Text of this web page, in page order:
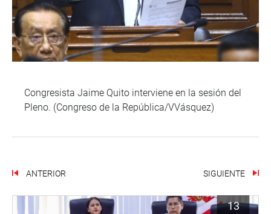
Congresista Jaime Quito interviene en la sesión del
Pleno. (Congreso de la República/VVásquez)
ANTERIOR SIGUIENTE
13